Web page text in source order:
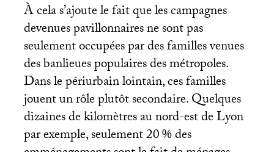
À cela s’ajoute le fait que les campagnes
devenues pavillonnaires ne sont pas
seulement occupées par des familles venues
des banlieues populaires des métropoles.
Dans le périurbain lointain, ces familles
jouent un rôle plutôt secondaire. Quelques
dizaines de kilomètres au nord-est de Lyon
par exemple, seulement 20% des